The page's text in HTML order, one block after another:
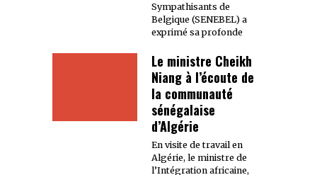
Sympathisants de
Belgique (SENEBEL) a
exprimé sa profonde
Le ministre Cheikh
Niang à l’écoute de
la communauté
sénégalaise
d’Algérie
En visite de travail en
Algérie, le ministre de
l’Intégration africaine,